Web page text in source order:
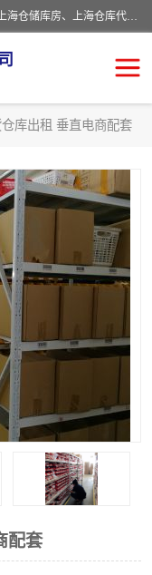
上海星力仓储服务有限公司从事：上海仓储服务、上海仓储库房、上海仓库代运营、上海仓库对外出租、上海仓库外包、上海三方仓储、上海电商仓储代发、上海电商代发货仓库、上海托管仓库、上海仓储配送。上海星力仓储服务有限公司现在拥有100个分仓、10万余平方的标准库房，精炼员工几百名，与几千家客户合作，公司已跻身上海仓储行业前列。欢迎来电咨询！
库出租 垂直电商配套
配套
库外包
管仓库
储服务
商代发货仓库